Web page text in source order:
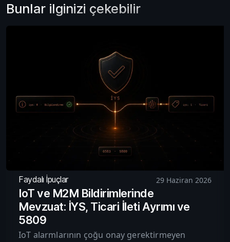
Bunlar ilginizi çekebilir
29 Haziran 2026
Faydalı İpuçlar
IoT ve M2M Bildirimlerinde
Mevzuat: İYS, Ticari İleti Ayrımı ve
5809
IoT alarmlarının çoğu onay gerektirmeyen